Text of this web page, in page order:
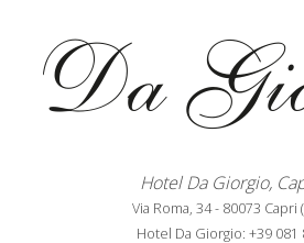
Hotel Da Giorgio,
Via Roma, 34- 80073 Capri
Hotel Da Giorgio:+39 081